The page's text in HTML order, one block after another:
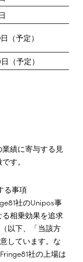
（予定）
（予定）
績に寄与する見
す。
る事項
社のUnipos事
相乗効果を追求
以下、「当該方
しています。な
社の上場は